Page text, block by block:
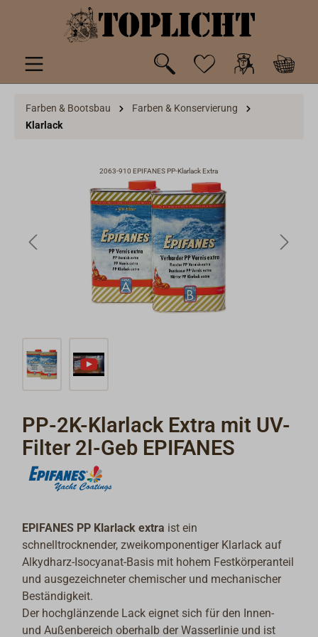
springen
Farben & Bootsbau
Farben & Konservierung
Klarlack
2063-910 EPIFANES PP-Klarlack Extra
PP-2K-Klarlack Extra mit UV-
Filter 2l-Geb EPIFANES
EPIFANES PP Klarlack extra ist ein
schnelltrocknender, zweikomponentiger Klarlack auf
Alkydharz-Isocyanat-Basis mit hohem Festkörperanteil
und ausgezeichneter chemischer und mechanischer
Beständigkeit.
Der hochglänzende Lack eignet sich für den Innen-
und Außenbereich oberhalb der Wasserlinie und ist